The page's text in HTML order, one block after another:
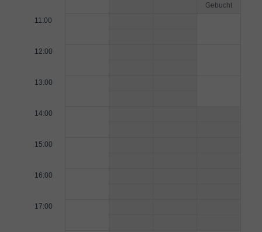
Gebucht
11:00
12:00
13:00
14:00
15:00
16:00
17:00